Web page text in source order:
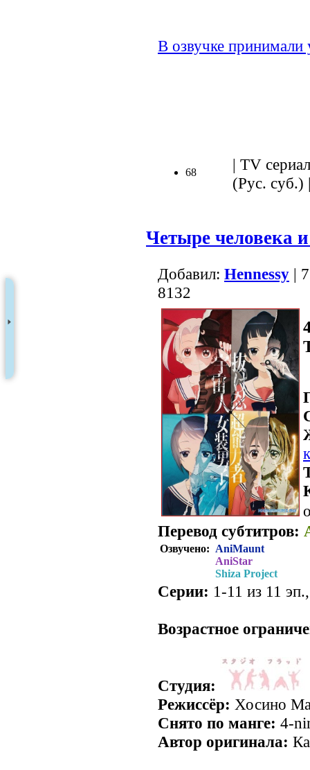
В озвучке принимали
68
| TV
(Рус.
Четыре человека
Добавил: Hennessy |
8132
Перевод субтитров:
Озвучено: AniMaunt
AniStar
Shiza Project
Серии: 1-11 из 11
Возрастное
Студия:
Режиссёр: Хосино
Снято по манге: 4-
Автор оригинала: